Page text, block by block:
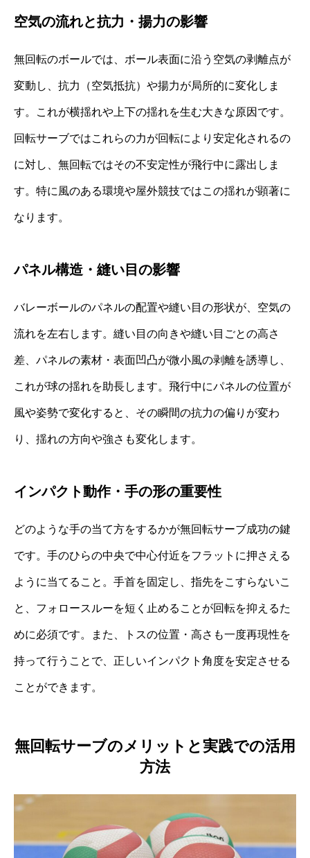
空気の流れと抗力・揚力の影響
無回転のボールでは、ボール表面に沿う空気の剥離点が
変動し、抗力（空気抵抗）や揚力が局所的に変化しま
す。これが横揺れや上下の揺れを生む大きな原因です。
回転サーブではこれらの力が回転により安定化されるの
に対し、無回転ではその不安定性が飛行中に露出しま
す。特に風のある環境や屋外競技ではこの揺れが顕著に
なります。
パネル構造・縫い目の影響
バレーボールのパネルの配置や縫い目の形状が、空気の
流れを左右します。縫い目の向きや縫い目ごとの高さ
差、パネルの素材・表面凹凸が微小風の剥離を誘導し、
これが球の揺れを助長します。飛行中にパネルの位置が
風や姿勢で変化すると、その瞬間の抗力の偏りが変わ
り、揺れの方向や強さも変化します。
インパクト動作・手の形の重要性
どのような手の当て方をするかが無回転サーブ成功の鍵
です。手のひらの中央で中心付近をフラットに押さえる
ように当てること。手首を固定し、指先をこすらないこ
と、フォロースルーを短く止めることが回転を抑えるた
めに必須です。また、トスの位置・高さも一度再現性を
持って行うことで、正しいインパクト角度を安定させる
ことができます。
無回転サーブのメリットと実践での活用
方法